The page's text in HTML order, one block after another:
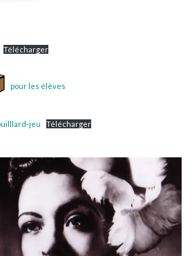
Télécharger
pour les élèves
jeu Télécharger